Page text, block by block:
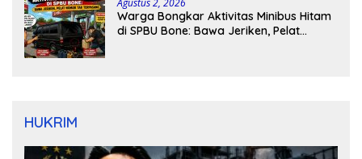
Warga Bongkar Aktivitas Minibus Hitam
di SPBU Bone: Bawa Jeriken, Pelat
HUKRIM